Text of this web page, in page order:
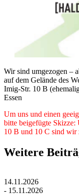
Wir sind umgezogen –
auf dem Gelände des
Imig-Str. 10 B
Essen
Um uns und einen
bitte beigefügte Skizze:
10 B und 10 C sind wir
Weitere
14.11.2026
- 15.11.2026